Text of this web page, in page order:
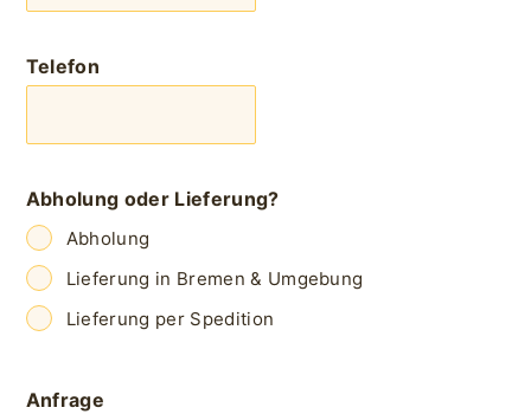
Telefon
Abholung oder Lieferung?
Abholung
Lieferung in Bremen & Umgebung
Lieferung per Spedition
Anfrage